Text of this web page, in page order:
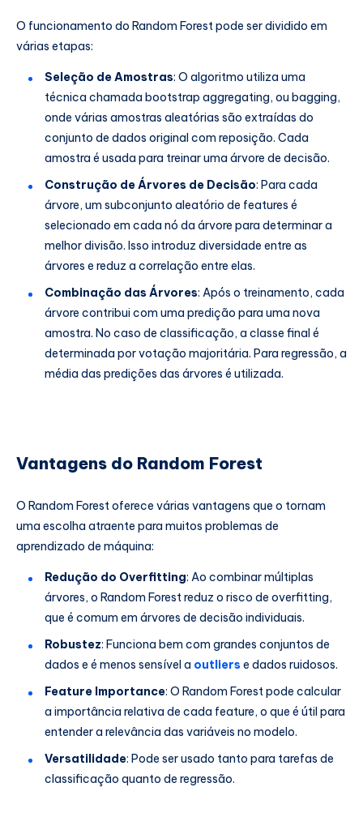
O funcionamento do Random Forest pode ser dividido em
várias etapas:
Seleção de Amostras: O algoritmo utiliza uma
técnica chamada bootstrap aggregating, ou bagging,
onde várias amostras aleatórias são extraídas do
conjunto de dados original com reposição. Cada
amostra é usada para treinar uma árvore de decisão.
Construção de Árvores de Decisão: Para cada
árvore, um subconjunto aleatório de features é
selecionado em cada nó da árvore para determinar a
melhor divisão. Isso introduz diversidade entre as
árvores e reduz a correlação entre elas.
Combinação das Árvores: Após o treinamento, cada
árvore contribui com uma predição para uma nova
amostra. No caso de classificação, a classe final é
determinada por votação majoritária. Para regressão, a
média das predições das árvores é utilizada.
Vantagens do Random Forest
O Random Forest oferece várias vantagens que o tornam
uma escolha atraente para muitos problemas de
aprendizado de máquina:
Redução do Overfitting: Ao combinar múltiplas
árvores, o Random Forest reduz o risco de overfitting,
que é comum em árvores de decisão individuais.
Robustez: Funciona bem com grandes conjuntos de
dados e é menos sensível a outliers e dados ruidosos.
Feature Importance: O Random Forest pode calcular
a importância relativa de cada feature, o que é útil para
entender a relevância das variáveis no modelo.
Versatilidade: Pode ser usado tanto para tarefas de
classificação quanto de regressão.